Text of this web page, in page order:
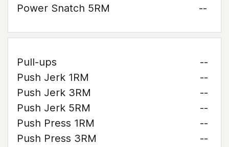
Power Snatch 5RM
--
Pull-ups
--
Push Jerk 1RM
--
Push Jerk 3RM
--
Push Jerk 5RM
--
Push Press 1RM
--
Push Press 3RM
--